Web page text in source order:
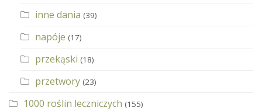
inne dania (39)
napóje (17)
przekąski (18)
przetwory (23)
1000 roślin leczniczych (155)